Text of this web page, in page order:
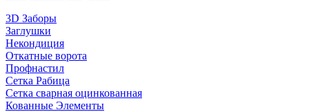
3D Заборы
Заглушки
Некондиция
Откатные ворота
Профнастил
Сетка Рабица
Сетка сварная оцинкованная
Кованные Элементы